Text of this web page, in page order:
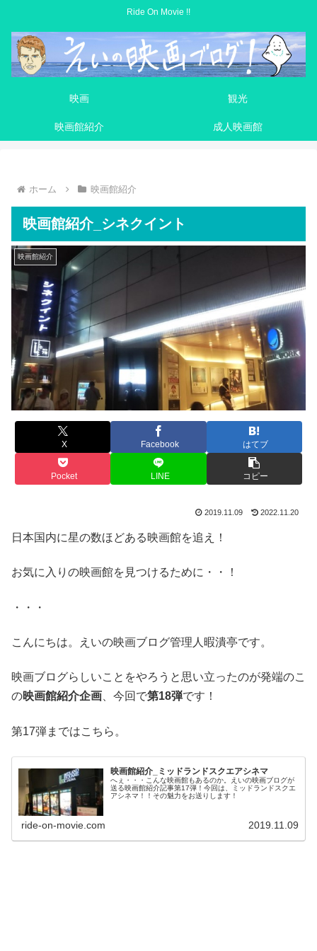
Ride On Movie !!
映画 観光
映画館紹介 成人映画館
ホーム 映画館紹介
映画館紹介_シネクイント
映画館紹介
X Facebook はてブ
Pocket LINE コピー
2019.11.09 2022.11.20
日本国内に星の数ほどある映画館を追え！
お気に入りの映画館を見つけるために・・！
・・・
こんにちは。えいの映画ブログ管理人暇潰亭です。
映画ブログらしいことをやろうと思い立ったのが発端のこ
の映画館紹介企画 、今回で第18弾です！
第17弾まではこちら。
映画館紹介_ミッドランドスクエアシネマ
へぇ・・・こんな映画館もあるのか。えいの映画ブログが
送る映画館紹介記事第17弾！今回は、ミッドランドスクエ
アシネマ！！その魅力をお送りします！
ride-on-movie.com 2019.11.09